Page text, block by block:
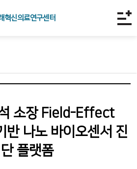
혁신의료연구센터
소장 Field-Effect
나노 바이오센서 진
단 플랫폼